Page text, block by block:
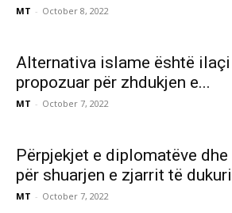
MT - October 8, 2022
Alternativa islame është
propozuar për zhdukjen e...
MT - October 7, 2022
Përpjekjet e diplomatëve
për shuarjen e zjarrit të
MT - October 7, 2022